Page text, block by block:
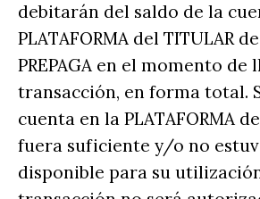
debitarán del saldo de la
PLATAFORMA del TITULAR
PREPAGA en el momento de
transacción, en forma total.
cuenta en la PLATAFORMA
fuera suficiente y/o no
disponible para su